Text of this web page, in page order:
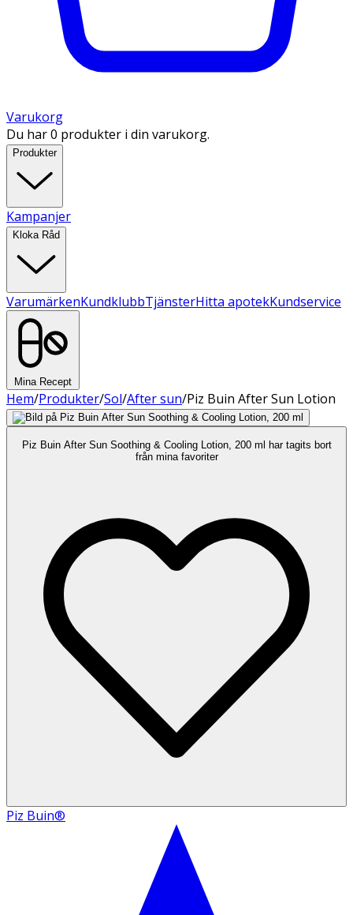
Varukorg
Du har 0 produkter i din varukorg.
Produkter
Kampanjer
Kloka Råd
VarumärkenKundklubbTjänsterHitta apotekKundservice
Mina Recept
Hem/Produkter/Sol/After sun/Piz Buin After Sun Lotion
Piz Buin After Sun Soothing & Cooling Lotion, 200 ml har tagits bort
från mina favoriter
Piz Buin®